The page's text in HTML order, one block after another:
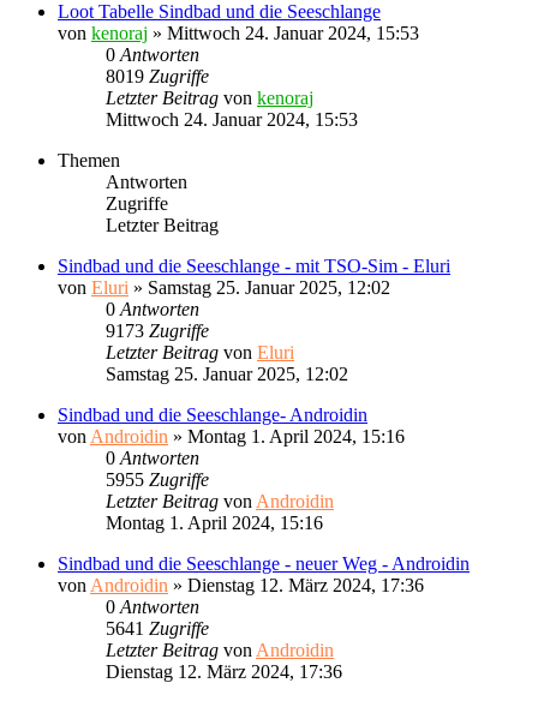
Loot Tabelle Sindbad und die Seeschlange
von kenoraj » Mittwoch 24. Januar 2024, 15:53
0Antworten
8019 Zugriffe
Letzter Beitrag von kenoraj
Mittwoch 24. Januar 2024, 15:53
Themen
Antworten
Zugriffe
Letzter Beitrag
Sindbad und die Seeschlange - mit TSO-Sim - Eluri
von Eluri » Samstag 25. Januar 2025, 12:02
0Antworten
9173 Zugriffe
Letzter Beitrag von Eluri
Samstag 25. Januar 2025, 12:02
Sindbad und die Seeschlange- Androidin
vonAndroidin » Montag 1. April 2024, 15:16
0Antworten
5955 Zugriffe
Letzter Beitrag vonAndroidin
Montag 1. April 2024, 15:16
Sindbad und die Seeschlange - neuer Weg - Androidin
vonAndroidin » Dienstag 12. März 2024, 17:36
0Antworten
5641 Zugriffe
Letzter Beitrag vonAndroidin
Dienstag 12. März 2024, 17:36